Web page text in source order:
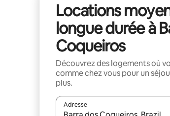
Locations
longue durée à
Coqueiros
Découvrez des logements où
comme chez vous pour un
plus.
Adresse
Lorsque les résultats s'affichent,